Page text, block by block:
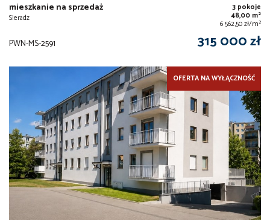
mieszkanie na sprzedaż
Sieradz
3 pokoje
48,00 m2
6 562,50 zł/m2
PWN-MS-2591 315 000 zł
OFERTA NA WYŁĄCZNOŚĆ